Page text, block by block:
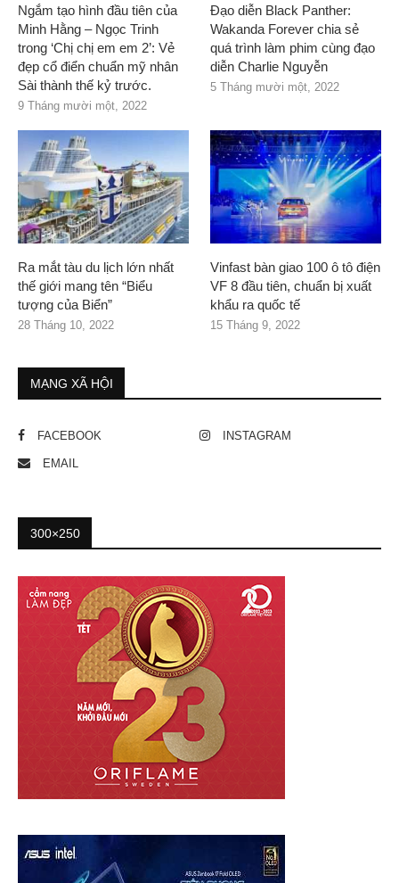
Ngắm tạo hình đầu tiên của
Minh Hằng – Ngọc Trinh
trong ‘Chị chị em em 2’: Vẻ
đẹp cổ điển chuẩn mỹ nhân
Sài thành thế kỷ trước.
9 Tháng mười một, 2022
Đạo diễn Black Panther:
Wakanda Forever chia sẻ
quá trình làm phim cùng đạo
diễn Charlie Nguyễn
5 Tháng mười một, 2022
Ra mắt tàu du lịch lớn nhất
thế giới mang tên “Biểu
tượng của Biển”
28 Tháng 10, 2022
Vinfast bàn giao 100 ô tô điện
VF 8 đầu tiên, chuẩn bị xuất
khẩu ra quốc tế
15 Tháng 9, 2022
MẠNG XÃ HỘI
FACEBOOK INSTAGRAM
EMAIL
300×250